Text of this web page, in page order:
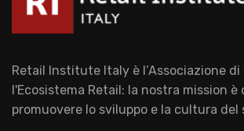
Retail Institute Italy è l’Associazione
l'Ecosistema Retail: la nostra mission è
promuovere lo sviluppo e la cultura del